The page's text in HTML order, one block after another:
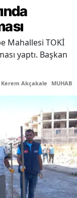
Mahallesi TOKİ
yaptı. Başkan
Kerem Akçakale